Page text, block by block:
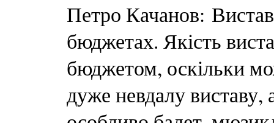
Петро Качанов:
бюджетах. Якість
бюджетом, оскільки
дуже невдалу виставу,